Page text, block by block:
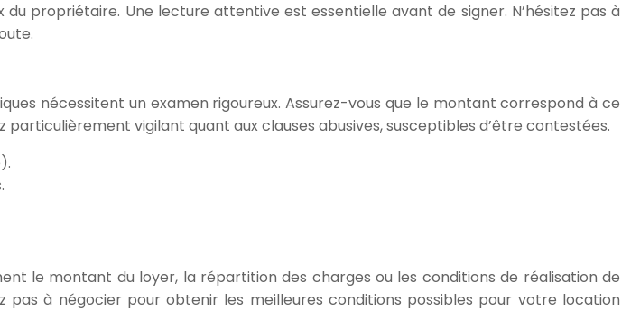
propriétaire. Une lecture attentive est essentielle avant de signer. N’hésitez pas à
nécessitent un examen rigoureux. Assurez-vous que le montant correspond à ce
vigilant quant aux clauses abusives, susceptibles d’être contestées.
le montant du loyer, la répartition des charges ou les conditions de réalisation de
à négocier pour obtenir les meilleures conditions possibles pour votre location